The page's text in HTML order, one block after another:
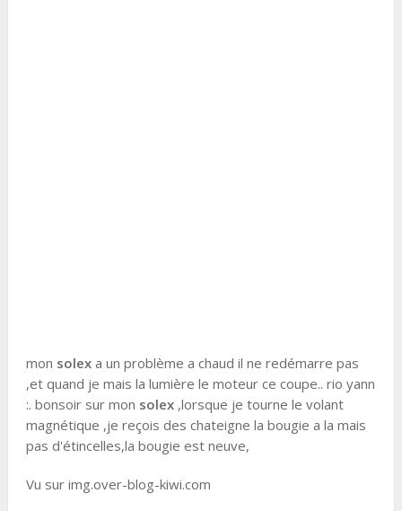
mon solexa un problème a chaud il ne redémarre pas
,et quand je mais la lumière le moteur ce coupe.. rio yann
:. bonsoir sur mon solex,lorsque je tourne le volant
magnétique ,je reçois des chateigne la bougie a la mais
pas d'étincelles,la bougie est neuve,
Vu sur img.over-blog-kiwi.com